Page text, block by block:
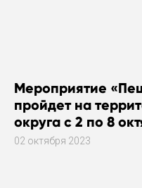
Мероприятие
пройдет на
округа с 2 по 8
02 октября 2023